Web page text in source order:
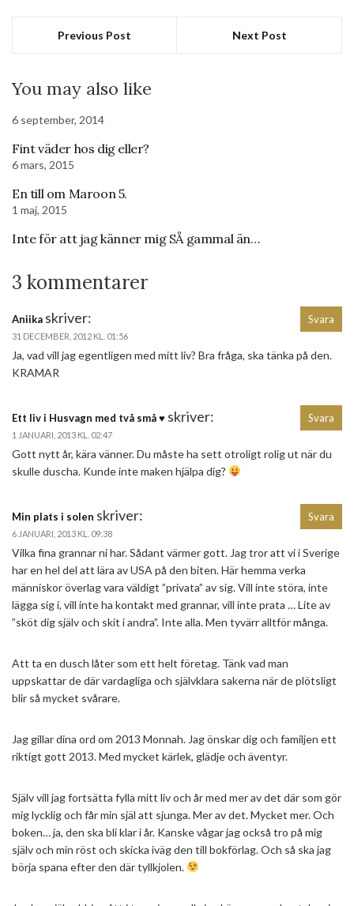
Previous Post Next Post
You may also like
6 september, 2014
Fint väder hos dig eller?
6 mars, 2015
En till om Maroon 5.
1 maj, 2015
Inte för att jag känner mig SÅ gammal än…
3 kommentarer
Aniika skriver:
31 DECEMBER, 2012 KL. 01:56
Ja, vad vill jag egentligen med mitt liv? Bra fråga, ska tänka på den.
KRAMAR
Svara
Ett liv i Husvagn med två små ♥ skriver:
1 JANUARI, 2013 KL. 02:47
Gott nytt år, kära vänner. Du måste ha sett otroligt rolig ut när du
skulle duscha. Kunde inte maken hjälpa dig?
Svara
Min plats i solen skriver:
6 JANUARI, 2013 KL. 09:38
Vilka fina grannar ni har. Sådant värmer gott. Jag tror att vi i Sverige
har en hel del att lära av USA på den biten. Här hemma verka
människor överlag vara väldigt ”privata” av sig. Vill inte störa, inte
lägga sig i, vill inte ha kontakt med grannar, vill inte prata … Lite av
”sköt dig själv och skit i andra”. Inte alla. Men tyvärr alltför många.
Att ta en dusch låter som ett helt företag. Tänk vad man
uppskattar de där vardagliga och självklara sakerna när de plötsligt
blir så mycket svårare.
Jag gillar dina ord om 2013 Monnah. Jag önskar dig och familjen ett
riktigt gott 2013. Med mycket kärlek, glädje och äventyr.
Själv vill jag fortsätta fylla mitt liv och år med mer av det där som gör
mig lycklig och får min själ att sjunga. Mer av det. Mycket mer. Och
boken… ja, den ska bli klar i år. Kanske vågar jag också tro på mig
själv och min röst och skicka iväg den till bokförlag. Och så ska jag
börja spana efter den där tyllkjolen.
Svara